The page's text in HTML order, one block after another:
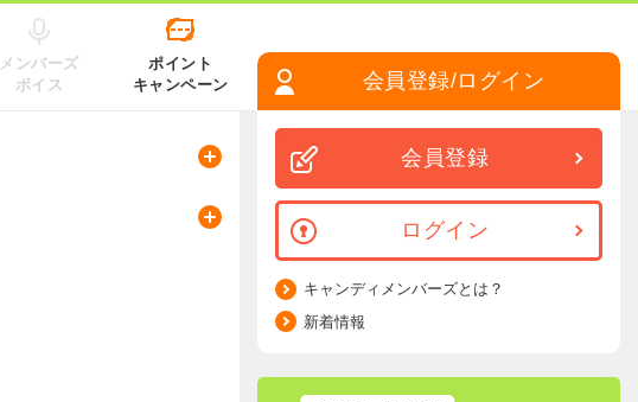
メンバーズ
ボイス
ポイント
キャンペーン
会員登録/ログイン
会員登録
ログイン
キャンディメンバーズとは？
新着情報